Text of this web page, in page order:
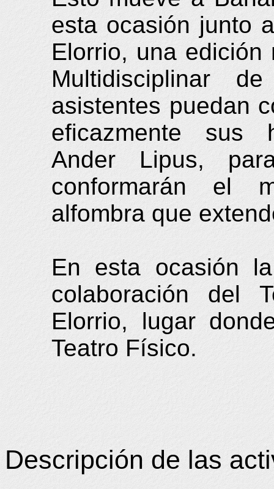
esta ocasión junto
Elorrio, una
Multidisciplinar
asistentes puedan
eficazmente sus
Ander Lipus,
conformarán el
alfombra que
En esta ocasión
colaboración del
Elorrio, lugar
Teatro Físico.
Descripción de las